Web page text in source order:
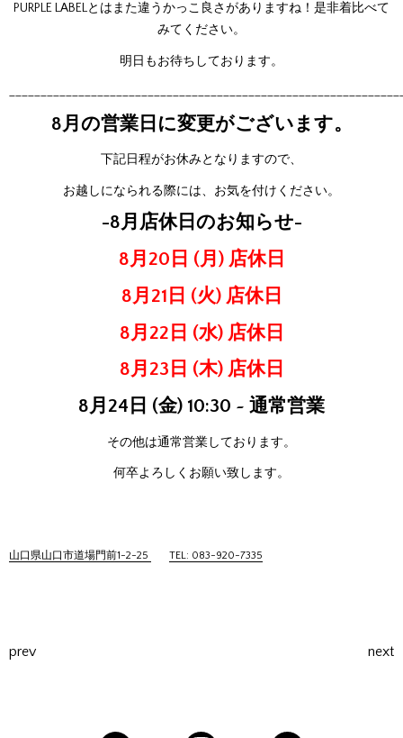
PURPLE LABELとはまた違うかっこ良さがありますね！是非着比べて
みてください。
明日もお待ちしております。
8月の営業日に変更がございます。
下記日程がお休みとなりますので、
お越しになられる際には、お気を付けください。
-8月店休日のお知らせ-
8月20日 (月) 店休日
8月21日 (火) 店休日
8月22日 (水) 店休日
8月23日 (木) 店休日
8月24日 (金) 10:30 ~ 通常営業
その他は通常営業しております。
何卒よろしくお願い致します。
山口県山口市道場門前1-2-25 TEL: 083-920-7335
prev next